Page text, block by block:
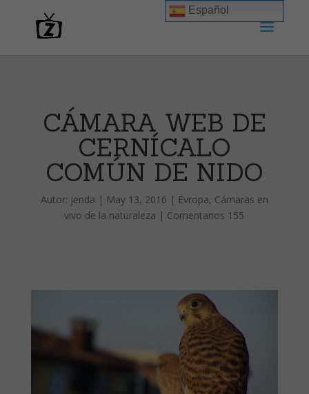
CÁMARA WEB DE
CERNÍCALO
COMÚN DE NIDO
Autor: jenda | May 13, 2016 | Evropa, Cámaras en
vivo de la naturaleza | Comentarios 155
Español